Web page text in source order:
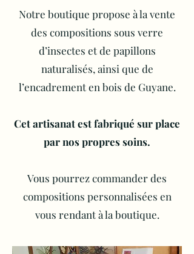
Notre boutique propose à la vente
des compositions sous verre
d’insectes et de papillons
naturalisés, ainsi que de
l’encadrement en bois de Guyane.
Cet artisanat est fabriqué sur place
par nos propres soins.
Vous pourrez commander des
compositions personnalisées en
vous rendant à la boutique.